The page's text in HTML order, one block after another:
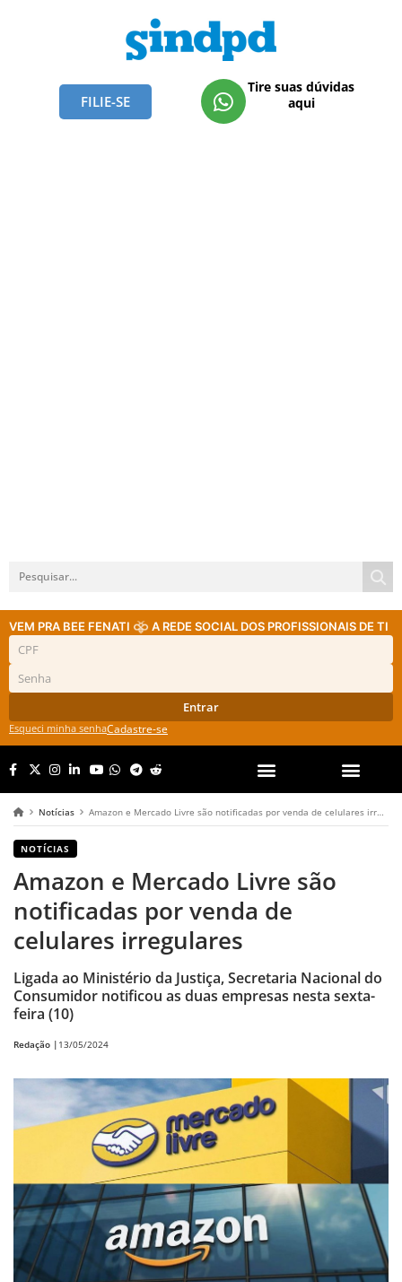
FILIE-SE
Tire suas dúvidas
aqui
VEM PRA BEE FENATI A REDE SOCIAL DOS PROFISSIONAIS DE TI
Entrar
Esqueci minha senhaCadastre-se
Notícias Amazon e Mercado Livre são notificadas por venda de celulares irregulares
NOTÍCIAS
Amazon e Mercado Livre são
notificadas por venda de
celulares irregulares
Ligada ao Ministério da Justiça, Secretaria Nacional do
Consumidor notificou as duas empresas nesta sexta-
feira (10)
Redação | 13/05/2024